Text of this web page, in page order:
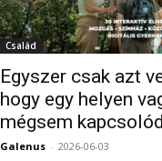
Család
Egyszer csak azt
hogy egy helyen
mégsem
Galenus - 2026-06-03